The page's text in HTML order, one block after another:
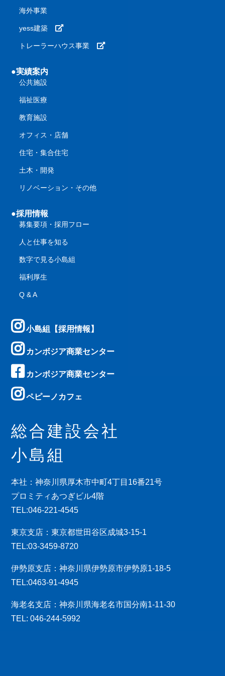
海外事業
yess建築
トレーラーハウス事業
●実績案内
公共施設
福祉医療
教育施設
オフィス・店舗
住宅・集合住宅
土木・開発
リノベーション・その他
●採用情報
募集要項・採用フロー
人と仕事を知る
数字で見る小島組
福利厚生
Q & A
小島組【採用情報】
カンボジア商業センター
カンボジア商業センター
ペピーノカフェ
総合建設会社
小島組
本社：神奈川県厚木市中町4丁目16番21号
プロミティあつぎビル4階
TEL:046-221-4545
東京支店：東京都世田谷区成城3-15-1
TEL:03-3459-8720
伊勢原支店：神奈川県伊勢原市伊勢原1-18-5
TEL:0463-91-4945
海老名支店：神奈川県海老名市国分南1-11-30
TEL: 046-244-5992